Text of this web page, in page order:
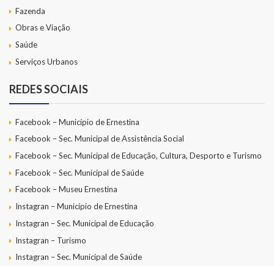
Fazenda
Obras e Viação
Saúde
Serviços Urbanos
REDES SOCIAIS
Facebook – Município de Ernestina
Facebook – Sec. Municipal de Assistência Social
Facebook – Sec. Municipal de Educação, Cultura, Desporto e Turismo
Facebook – Sec. Municipal de Saúde
Facebook – Museu Ernestina
Instagran – Município de Ernestina
Instagran – Sec. Municipal de Educação
Instagran – Turismo
Instagran – Sec. Municipal de Saúde